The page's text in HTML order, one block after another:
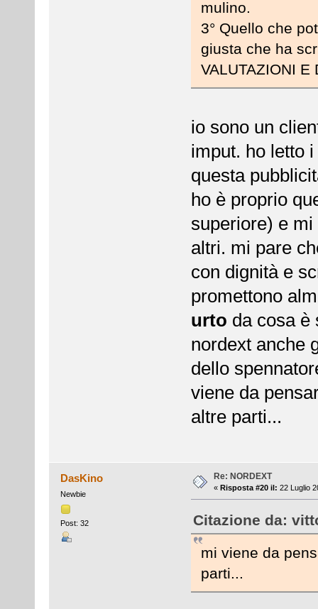
mulino.
3° Quello che
giusta che ha
VALUTAZIONI
io sono un
imput. ho letto
questa
ho è proprio
superiore) e
altri. mi pare
con dignità e
promettono
urto da cosa è
nordext anche
dello
viene da
altre parti...
DasKino
Newbie
Post: 32
Re: NORDEXT
« Risposta #20 il: 22 Luglio
Citazione da:
mi viene da
parti...